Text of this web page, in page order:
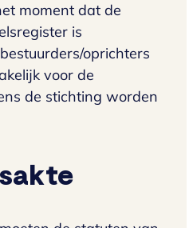
moment dat de
is
oprichters
voor de
de stichting worden